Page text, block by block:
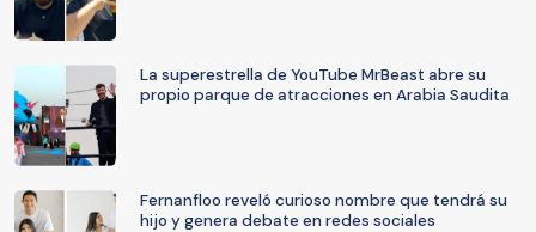
La superestrella de YouTube MrBeast abre su
propio parque de atracciones en Arabia Saudita
Fernanfloo reveló curioso nombre que tendrá su
hijo y genera debate en redes sociales